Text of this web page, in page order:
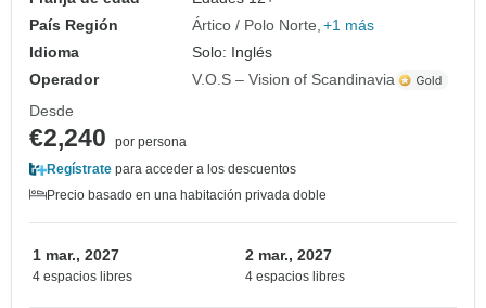
País Región
Ártico / Polo Norte +1 más
Idioma
Solo: Inglés
Operador
V.O.S – Vision of Scandinavia
Desde
€2,240
por persona
Regístrate para acceder a los descuentos
Precio basado en una habitación privada doble
1 mar., 2027
4 espacios libres
2 mar., 2027
4 espacios libres